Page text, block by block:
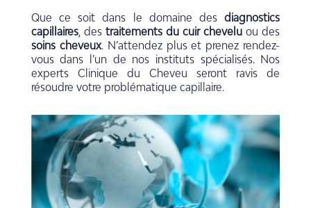
Que ce soit dans le domaine desdiagnostics
capillaires, des traitements du cuir chevelu ou des
soins cheveux. N’attendez plus et prenez rendez-
vous dans l’un de nos instituts spécialisés. Nos
experts Clinique du Cheveu seront ravis de
résoudre votre problématique capillaire.